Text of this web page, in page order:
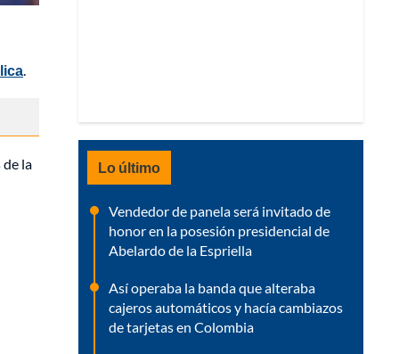
.
la
Lo último
Vendedor de panela será invitado de
honor en la posesión presidencial de
Abelardo de la Espriella
Así operaba la banda que alteraba
cajeros automáticos y hacía cambiazos
de tarjetas en Colombia